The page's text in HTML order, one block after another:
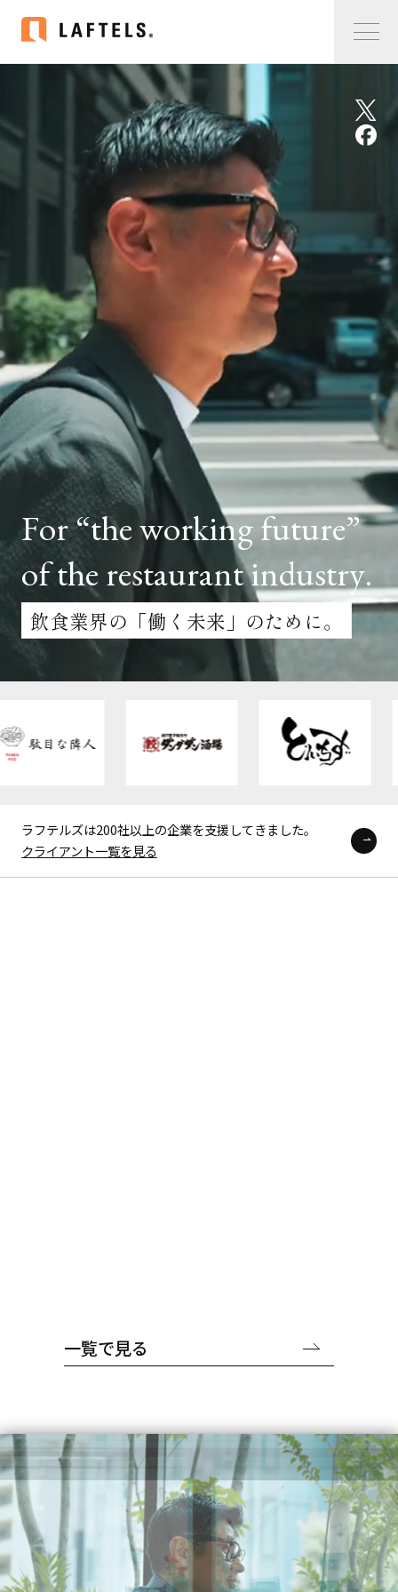
私たちについて
コンサルタント紹介
会社概要
サービス紹介
サービス紹介
事例紹介
仲間の声
クライアント事例
セミナー
セミナー情報
ニュース
ニュース
お問い合わせ 採用情報
For“theworkingfuture”
oftherestaurantindustry.
飲食業界の「働く未来」のために。
ラフテルズは200社以上の企業を支援してきました。
クライアント一覧を見る
一覧で見る